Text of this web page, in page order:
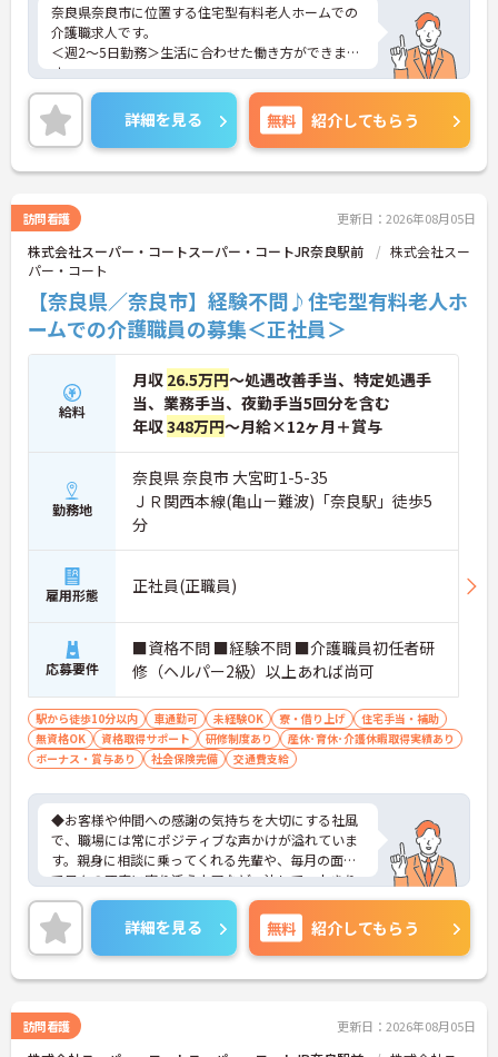
奈良県奈良市に位置する住宅型有料老人ホームでの
介護職求人です。
＜週2～5日勤務＞生活に合わせた働き方ができま
す。
＜最寄駅からも徒歩圏内＞毎日の通勤にも便利で
す。
＜24時間看護師が常駐＞介護業務に集中して取り組
むことができます！
ご興味のある方には、面接対策ポイント等、さらに
詳細を見る 無料 紹介してもらう
訪問看護 更新日：2026年08月05日
株式会社スーパー・コートスーパー・コートJR奈良駅前
株式会社スー
パー・コート
【奈良県／奈良市】経験不問♪住宅型有料老人ホ
ームでの介護職員の募集＜正社員＞
給料
月収 26.5万円～処遇改善手当、特定処遇手
当、業務手当、夜勤手当5回分を含む
年収348万円～月給×12ヶ月＋賞与
勤務地
奈良県 奈良市 大宮町1-5-35
ＪＲ関西本線(亀山－難波)「奈良駅」徒歩5
分
雇用形態 正社員(正職員)
応募要件
■資格不問 ■経験不問 ■介護職員初任者研
修（ヘルパー2級）以上あれば尚可
駅から徒歩10分以内 車通勤可 未経験OK 寮・借り上げ
住宅手当・補助
無資格OK
資格取得サポート 研修制度あり
産休･育休･介護休暇取得実績あり
ボーナス・賞与あり
社会保険完備 交通費支給
◆お客様や仲間への感謝の気持ちを大切にする社風
で、職場には常にポジティブな声かけが溢れていま
す。親身に相談に乗ってくれる先輩や、毎月の面談
で日々の不安に寄り添う上司など、決して一人きり
にさせないフォロー体制が万全。心理的安全性が高
く、中途入社でも自然と馴染める職場です。
◆無資格からでもプロフェッショナルを目指せる
「資格取得支援制度」を完備しています。初任者研
修から国家資格である介護福祉士まで、現場での実
けて資格取得に挑戦できます。
◆法人独自の介護技術認定制度「ケアマイスター」
詳細を見る 無料 紹介してもらう
訪問看護 更新日：2026年08月05日